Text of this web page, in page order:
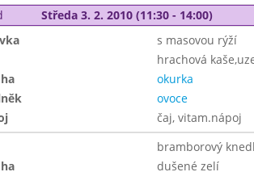
Středa 3. 2. 2010 (11:30 - 14:00)
s masovou rýží
hrachová
okurka
ovoce
čaj, vitam.nápoj
bramborový
dušené zelí